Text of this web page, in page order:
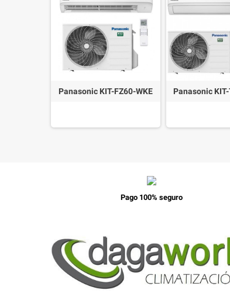
Panasonic KIT-FZ60-WKE Panasonic
Pago 100% seguro